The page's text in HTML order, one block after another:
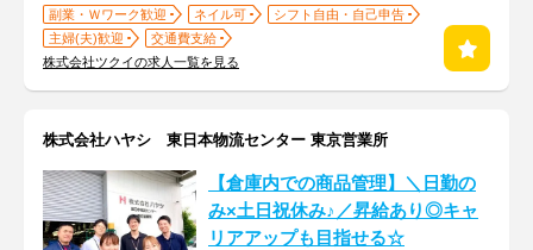
副業・Ｗワーク歓迎 ネイル可
シフト自由・自己申告
主婦(夫)歓迎
交通費支給
株式会社ツクイの求人一覧を見る
株式会社ハヤシ 東日本物流センター 東京営業所
【倉庫内での商品管理】＼日勤の
み×土日祝休み♪／昇給あり◎キャ
リアアップも目指せる☆